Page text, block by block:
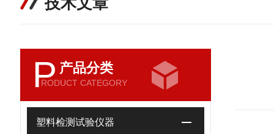
P 产品分类
RODUCT CATEGORY
塑料检测试验仪器